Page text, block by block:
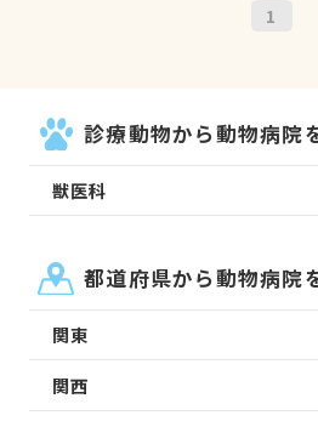
1
診療動物から動物病院
獣医科
都道府県から動物病院
関東
関西